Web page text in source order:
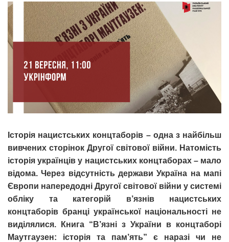
Історія нацистських концтаборів – одна з найбільш
вивчених сторінок Другої світової війни. Натомість
історія українців у нацистських концтаборах – мало
відома. Через відсутність держави Україна на мапі
Європи напередодні Другої світової війни у системі
обліку та категорій в’язнів нацистських
концтаборів бранці української національності не
виділялися. Книга “В’язні з України в концтаборі
Маутгаузен: історія та пам’ять” є наразі чи не